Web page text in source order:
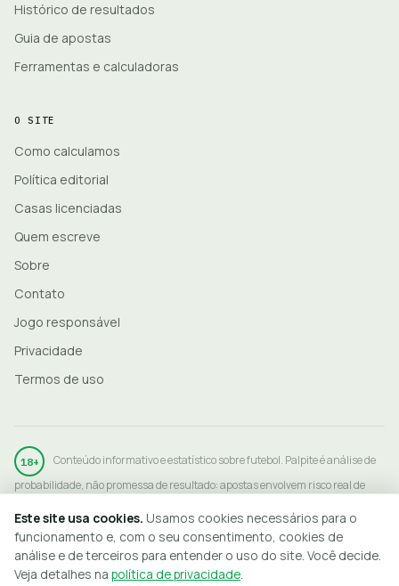
Histórico de resultados
Guia de apostas
Ferramentas e calculadoras
O SITE
Como calculamos
Política editorial
Casas licenciadas
Quem escreve
Sobre
Contato
Jogo responsável
Privacidade
Termos de uso
18+
Conteúdo informativo e estatístico sobre futebol. Palpite é análise de
probabilidade, não promessa de resultado: apostas envolvem risco real de
pela SPA/MF, e procure ajuda se o jogo deixar de ser diversão:
jogoresponsavel.org.br. ©2026PTDF.
Este site usa cookies. Usamos cookies necessários para o
funcionamento e, com o seu consentimento, cookies de
análise e de terceiros para entender o uso do site. Você decide.
Veja detalhes na política de privacidade.